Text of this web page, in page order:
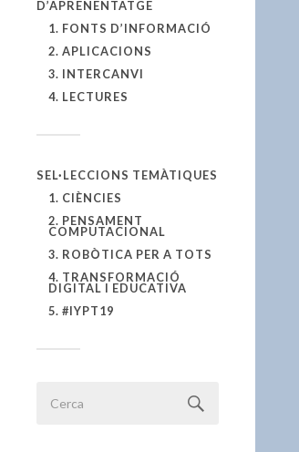
D’APRENENTATGE
1. FONTS D’INFORMACIÓ
2. APLICACIONS
3. INTERCANVI
4. LECTURES
SEL·LECCIONS TEMÀTIQUES
1. CIÈNCIES
2. PENSAMENT
COMPUTACIONAL
3. ROBÒTICA PER A TOTS
4. TRANSFORMACIÓ
DIGITAL I EDUCATIVA
5. #IYPT19